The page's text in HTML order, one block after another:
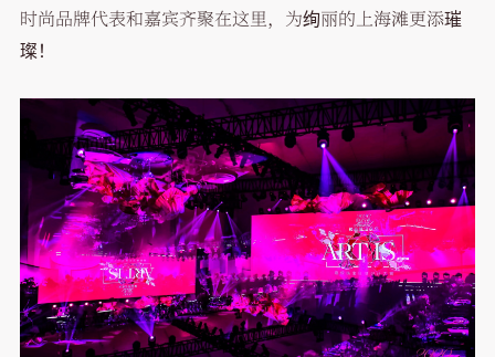
时尚品牌代表和嘉宾齐聚在这里，为绚丽的上海滩更添璀
璨！